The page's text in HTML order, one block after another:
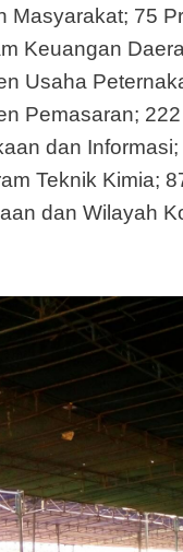
Masyarakat; 75
Keuangan
Usaha
Pemasaran;
dan
Teknik Kimia;
dan Wilayah